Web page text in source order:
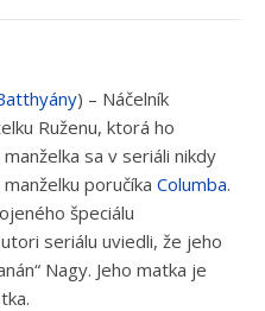
) – Náčelník
Ruženu, ktorá ho
sa v seriáli nikdy
poručíka Columba.
špeciálu
seriálu uviedli, že jeho
Nagy. Jeho matka je